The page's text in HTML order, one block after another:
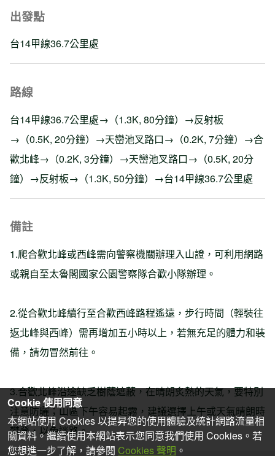
出發點
台14甲線36.7公里處
路線
台14甲線36.7公里處→（1.3K, 80分鐘）→反射板
→（0.5K, 20分鐘）→天巒池叉路口→（0.2K, 7分鐘）→合
歡北峰→（0.2K, 3分鐘）→天巒池叉路口→（0.5K, 20分
鐘）→反射板→（1.3K, 50分鐘）→台14甲線36.7公里處
備註
1.爬合歡北峰或西峰需向警察機關辦理入山證，可利用網路
或親自至太魯閣國家公園警察隊合歡小隊辦理。
2.從合歡北峰續行至合歡西峰路程遙遠，步行時間（輕裝往
返北峰與西峰）需再增加五小時以上，若無充足的體力和裝
備，請勿冒然前往。
3.合歡北峰沿途缺乏樹蔭遮蔽，在晴朗炙熱的天氣，要特別
注意防曬；山區下午容易起霧，建議選擇上午或天氣晴朗時
攀登，以免迷路。
Cookie 使用同意
本網站使用 Cookies 以提昇您的使用體驗及統計網路流量相
關資料。繼續使用本網站表示您同意我們使用 Cookies。若
您想進一步了解，請參閱 Cookies 聲明 。